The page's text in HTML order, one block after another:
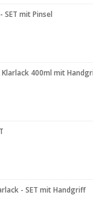
mit Pinsel
Klarlack 400ml mit
- SET mit Handgriff